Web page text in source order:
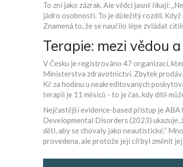
To zní jako zázrak. Ale vědci jasně říkají:
jádro osobnosti. To je důležitý rozdíl. Když
Znamená to, že se naučilo lépe zvládat
Terapie: mezi vědou
V Česku je registrováno 47 organizací,
Ministerstva zdravotnictví. Zbytek prodává
Kč za hodinu u neakreditovaných
terapii je 11 měsíců - to je čas, kdy dítě
Nejčastější evidence-based přístup je ABA
Developmental Disorders (2023) ukazuje,
děti, aby se chovaly jako neautistické.“
provedena, ale protože její cíl byl změnit